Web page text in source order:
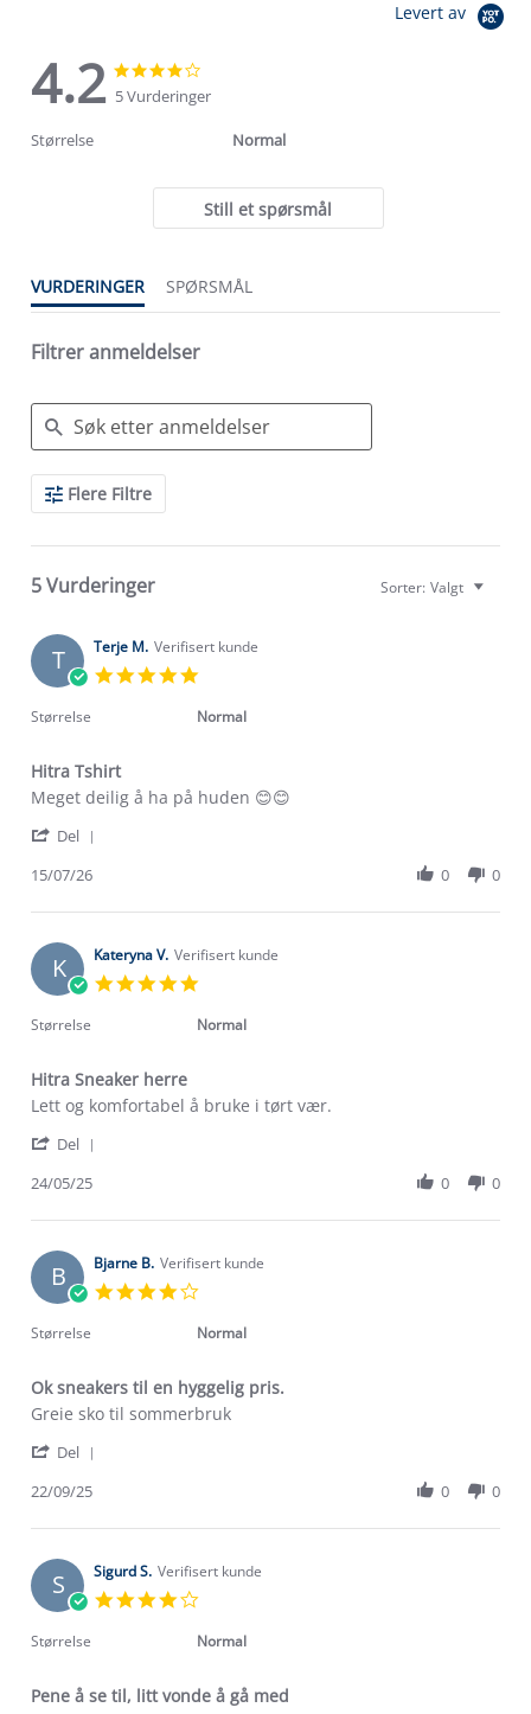
Levert av
4.2
4.2
star
rating
star
5 Vurderinger
Størrelse Normal
Still et spørsmål
VURDERINGER SPØRSMÅL
Filtrer anmeldelser
Search
ReviewsFlere Filtre
5 Vurderinger Sorter: Valgt
T Terje M. Verifisert kunde
rating
Størrelse Normal
Hitra Tshirt
Review
Terje
on
Jul
review
Hitra
Meget deilig å ha på huden 😊😊
Del
Terje
on
15
Jul
15/07/26 0 0
K Kateryna V. Verifisert kunde
rating
Størrelse Normal
Hitra Sneaker herre
Review
Kateryna
on
May
review
Hitra
herre
Lett og komfortabel å bruke i tørt vær.
Del
Kateryna
on
24
May
24/05/25 0 0
B Bjarne B. Verifisert kunde
rating
Størrelse Normal
Ok sneakers til en hyggelig pris.
Review
Bjarne
on
Sep
review
Ok
til
hyggelig
Greie sko til sommerbruk
Del
Bjarne
on
22
Sep
22/09/25 0 0
S Sigurd S. Verifisert kunde
rating
Størrelse Normal
Pene å se til, litt vonde å gå med